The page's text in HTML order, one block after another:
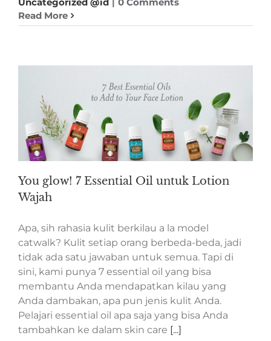
Uncategorized @id | 0 Comments
Read More
You glow! 7 Essential Oil untuk Lotion
Wajah
Apa, sih rahasia kulit berkilau a la model
catwalk? Kulit setiap orang berbeda-beda, jadi
tidak ada satu jawaban untuk semua. Tapi di
sini, kami punya 7 essential oil yang bisa
membantu Anda mendapatkan kilau yang
Anda dambakan, apa pun jenis kulit Anda.
Pelajari essential oil apa saja yang bisa Anda
tambahkan ke dalam skin care [...]